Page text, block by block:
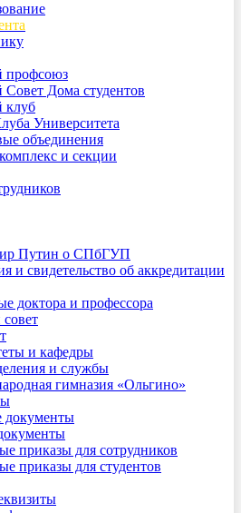
профсоюз
Совет Дома студентов
клуб
Университета
объединения
и секции
Путин о СПбГУП
и свидетельство об аккредитации
доктора и профессора
и кафедры
и службы
гимназия «Ольгино»
документы
приказы для сотрудников
приказы для студентов